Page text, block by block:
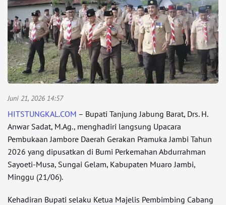
Juni 21, 2026 14:57
HITSTUNGKAL.COM – Bupati Tanjung Jabung Barat, Drs. H.
Anwar Sadat, M.Ag., menghadiri langsung Upacara
Pembukaan Jambore Daerah Gerakan Pramuka Jambi Tahun
2026 yang dipusatkan di Bumi Perkemahan Abdurrahman
Sayoeti-Musa, Sungai Gelam, Kabupaten Muaro Jambi,
Minggu (21/06).
Kehadiran Bupati selaku Ketua Majelis Pembimbing Cabang